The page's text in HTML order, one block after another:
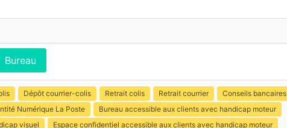
Bureau
Dépôt courrier-colis Retrait colis Retrait courrier Conseils bancaires
Numérique La Poste
Bureau accessible aux clients avec handicap moteur
visuel
Espace confidentiel accessible aux clients avec handicap moteur